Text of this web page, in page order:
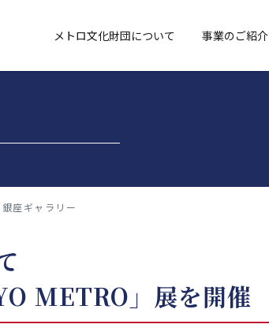
メトロ文化財団について 事業のご紹介
銀座ギャラリー
METRO」展を開催